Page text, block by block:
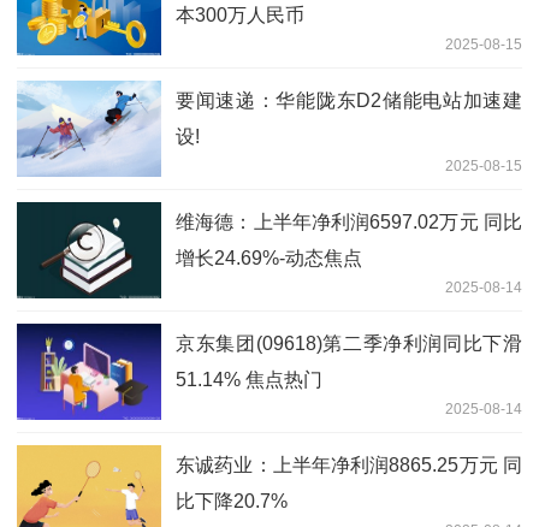
本300万人民币
2025-08-15
要闻速递：华能陇东D2储能电站加速建
设!
2025-08-15
维海德：上半年净利润6597.02万元 同比
增长24.69%-动态焦点
2025-08-14
京东集团(09618)第二季净利润同比下滑
51.14% 焦点热门
2025-08-14
东诚药业：上半年净利润8865.25万元 同
比下降20.7%